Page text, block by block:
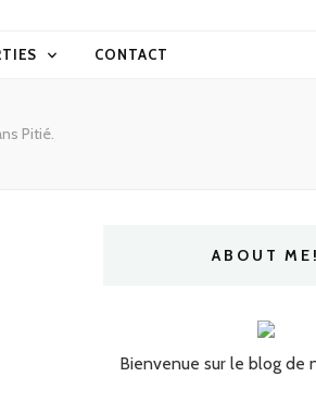
CONTACT
Pitié.
ABOUT ME!
Bienvenue sur le blog de